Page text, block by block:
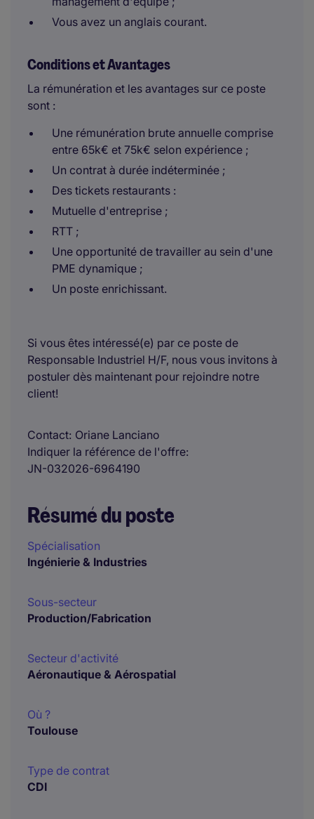
Vous avez un anglais courant.
Conditions et Avantages
La rémunération et les avantages sur ce poste
sont :
Une rémunération brute annuelle comprise
entre 65k€ et 75k€ selon expérience ;
Un contrat à durée indéterminée ;
Des tickets restaurants :
Mutuelle d'entreprise ;
RTT ;
Une opportunité de travailler au sein d'une
PME dynamique ;
Un poste enrichissant.
Si vous êtes intéressé(e) par ce poste de
Responsable Industriel H/F, nous vous invitons à
postuler dès maintenant pour rejoindre notre
client!
Contact Oriane Lanciano
Indiquer la référence de l'offre
JN-032026-6964190
Résumé du poste
Spécialisation
Ingénierie & Industries
Sous-secteur
Production/Fabrication
Secteur d'activité
Aéronautique & Aérospatial
Où ?
Toulouse
Type de contrat
CDI